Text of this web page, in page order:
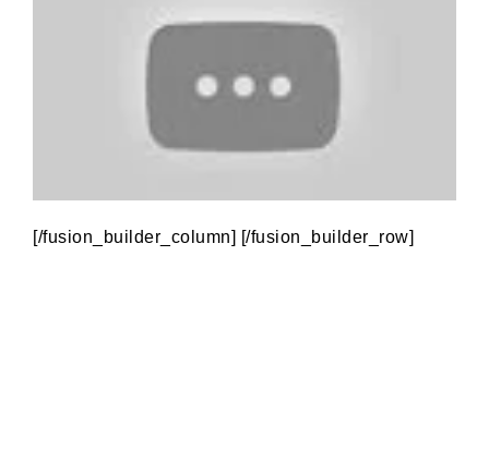
[/fusion_builder_column] [/fusion_builder_row]